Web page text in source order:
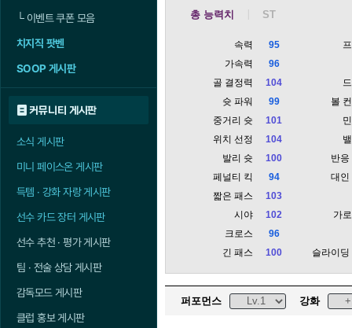
└이벤트 쿠폰 모음
치지직 팟벤
SOOP 게시판
커뮤니티 게시판
소식 게시판
미니 페이스온 게시판
득템 · 강화 자랑 게시판
선수 카드 장터 게시판
선수 추천 · 평가 게시판
팀 · 전술 상담 게시판
감독모드 게시판
클럽 홍보 게시판
총 능력치
속력
95
가속력
96
골 결정력
104
슛 파워
99
중거리 슛
101
위치 선정
104
발리 슛
100
페널티 킥
94
짧은 패스
103
시야
102
크로스
96
긴 패스
100
볼
반응
대인
가
슬라이딩
퍼포먼스 강화